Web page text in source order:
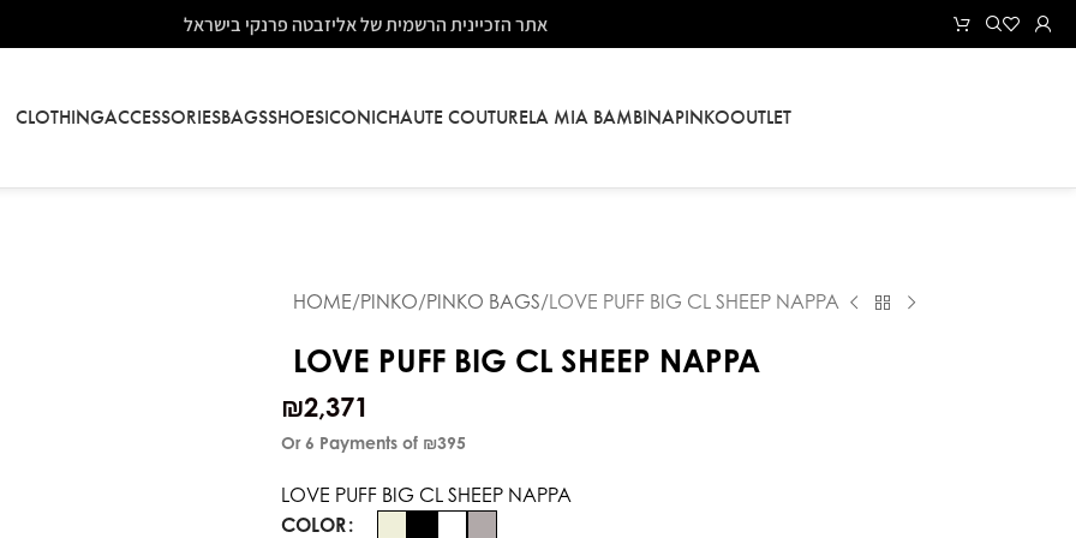
אתר הזכיינית הרשמית של אליזבטה פרנקי בישראל
CLOTHINGACCESSORIESBAGSSHOESICONICHAUTE COUTURELA MIA BAMBINAPINKOOUTLET
HOME PINKO PINKO BAGS LOVE PUFF BIG CL SHEEP NAPPA
LOVE PUFF BIG CL SHEEP NAPPA
₪2,371
Or 6 Payments of ₪395
LOVE PUFF BIG CL SHEEP NAPPA
COLOR